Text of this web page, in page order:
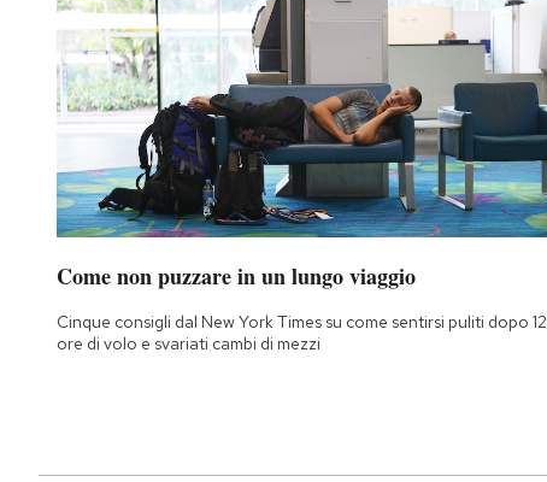
Come non puzzare in un lungo viaggio
Cinque consigli dal New York Times su come sentirsi puliti dopo 12
ore di volo e svariati cambi di mezzi